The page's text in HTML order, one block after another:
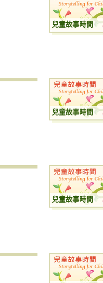
兒童故事時間
兒童故事時間
兒童故事時間